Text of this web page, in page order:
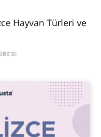
Hayvan Türleri ve